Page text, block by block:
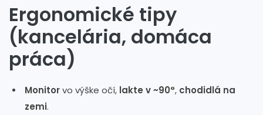
Ergonomické tipy
(kancelária, domáca
práca)
Monitorvo výške očí, lakte v ~90°, chodidlá na
zemi.